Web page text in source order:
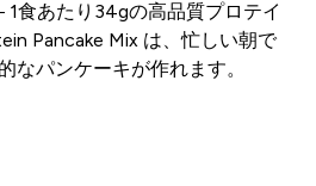
食あたり34gの高品質プロテイ
Pancake Mix は、忙しい朝で
なパンケーキが作れます。